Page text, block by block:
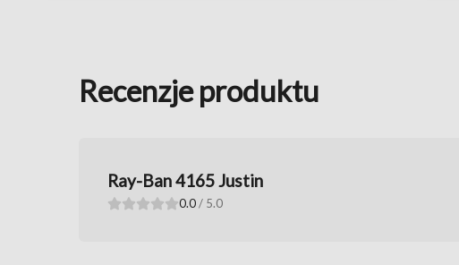
Recenzje produktu
Ray-Ban 4165 Justin
0.0/ 5.0